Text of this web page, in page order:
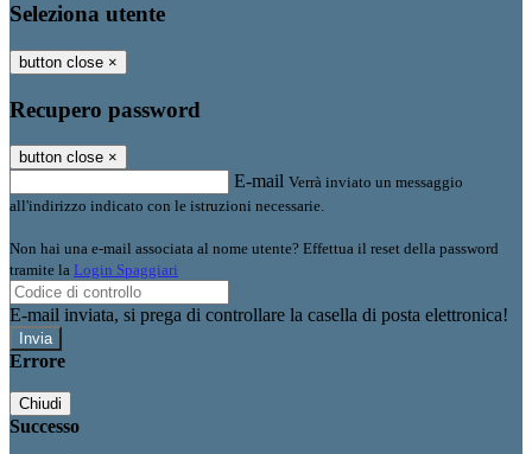
Seleziona utente
button close ×
Recupero password
button close ×
E-mail Verrà inviato un messaggio
all'indirizzo indicato con le istruzioni necessarie.
Non hai una e-mail associata al nome utente? Effettua il reset della password
tramite la Login Spaggiari
E-mail inviata, si prega di controllare la casella di posta elettronica!
Errore
Chiudi
Successo